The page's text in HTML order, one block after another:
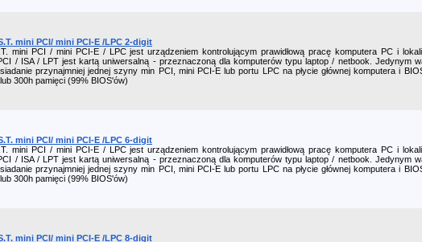
mini PCI/ mini PCI-E /LPC 2-digit
mini PCI / mini PCI-E / LPC jest urządzeniem kontrolującym prawidłową pracę komputera PC i
/ ISA / LPT jest kartą uniwersalną - przeznaczoną dla komputerów typu laptop / netbook. Jedynym
przynajmniej jednej szyny min PCI, mini PCI-E lub portu LPC na płycie głównej komputera i
300h pamięci (99% BIOS'ów)
mini PCI/ mini PCI-E /LPC 6-digit
mini PCI / mini PCI-E / LPC jest urządzeniem kontrolującym prawidłową pracę komputera PC i
/ ISA / LPT jest kartą uniwersalną - przeznaczoną dla komputerów typu laptop / netbook. Jedynym
przynajmniej jednej szyny min PCI, mini PCI-E lub portu LPC na płycie głównej komputera i
300h pamięci (99% BIOS'ów)
mini PCI/ mini PCI-E /LPC 8-digit